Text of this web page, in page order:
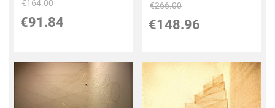
€164.00
€91.84
€266.00
€148.96